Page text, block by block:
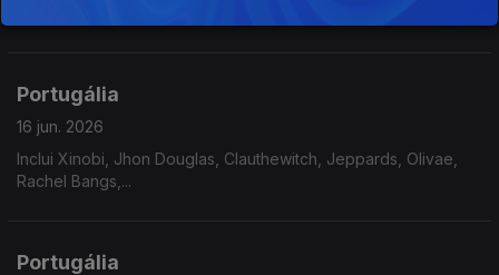
Portugália
16 jun. 2026
Inclui Xinobi, Jhon Douglas, Clauthewitch, Jeppards, Olivae,
Rachel Bangs,...
Portugália